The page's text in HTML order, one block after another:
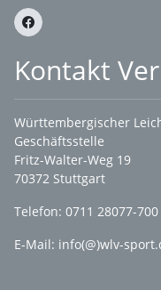
Kontakt
Württembergischer
Geschäftsstelle
Fritz-Walter-Weg 19
70372 Stuttgart
Telefon: 0711 28077-700
E-Mail: info(@)wlv-